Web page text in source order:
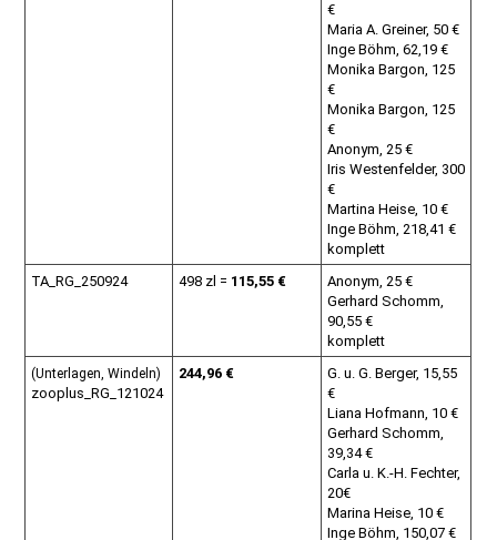
€
Maria A. Greiner, 50 €
Inge Böhm, 62,19 €
Monika Bargon, 125
€
Monika Bargon, 125
€
Anonym, 25 €
Iris Westenfelder, 300
€
Martina Heise, 10 €
Inge Böhm, 218,41 €
komplett
TA_RG_250924
498 zl = 115,55 €
Anonym, 25 €
Gerhard Schomm,
90,55 €
komplett
(Unterlagen, Windeln)
zooplus_RG_121024
244,96 €
G. u. G. Berger, 15,55
€
Liana Hofmann, 10 €
Gerhard Schomm,
39,34 €
Carla u. K.-H. Fechter,
20€
Marina Heise, 10 €
Inge Böhm, 150,07 €